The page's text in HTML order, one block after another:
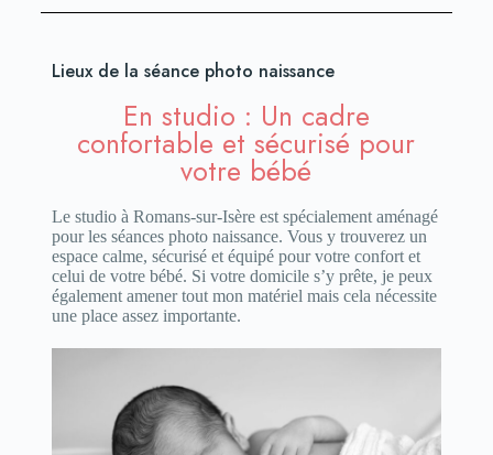
Lieux de la séance photo naissance
En studio : Un cadre
confortable et sécurisé pour
votre bébé
Le studio à Romans-sur-Isère est spécialement aménagé
pour les séances photo naissance. Vous y trouverez un
espace calme, sécurisé et équipé pour votre confort et
celui de votre bébé. Si votre domicile s’y prête, je peux
également amener tout mon matériel mais cela nécessite
une place assez importante.